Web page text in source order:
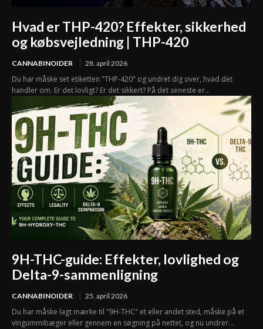
Hvad er THP-420? Effekter, sikkerhed
og købsvejledning | THP-420
CANNABINOIDER 28. april 2026
Du har måske set etiketten "THP-420" og undret dig over, hvad det
handler om. Er det lovligt? Er det sikkert? På det seneste er...
9H-THC-guide: Effekter, lovlighed og
Delta-9-sammenligning
CANNABINOIDER 25. april 2026
Du har måske lagt mærke til "9H-THC" et eller andet sted, måske på et
vingummibæger eller gennem en søgning på nettet, og nu undrer...